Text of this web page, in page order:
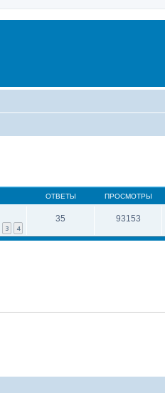
ОТВЕТЫ ПРОСМОТРЫ
3 4
35 93153